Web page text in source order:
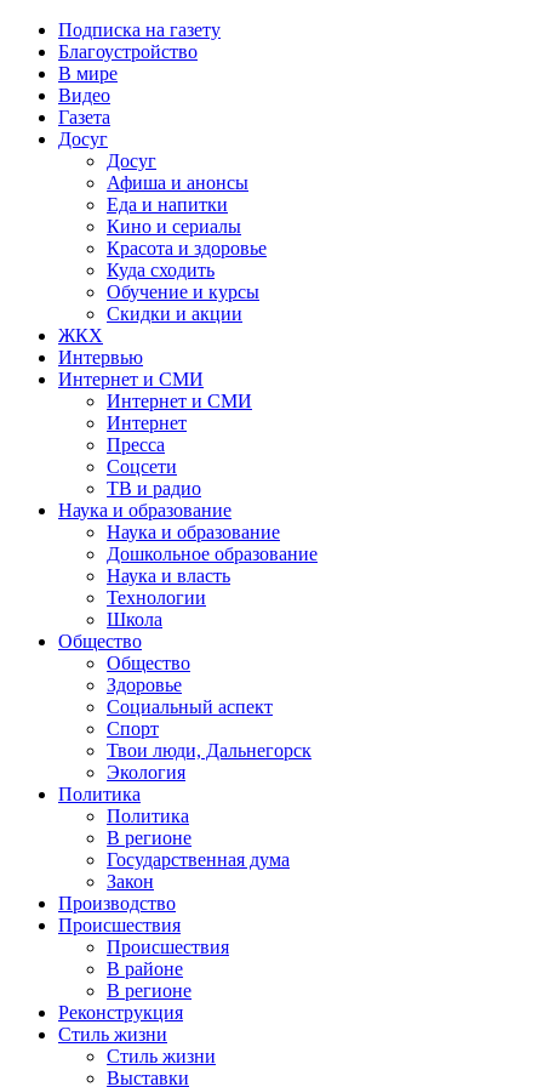
Подписка на газету
Благоустройство
В мире
Видео
Газета
Досуг
Досуг
Афиша и анонсы
Еда и напитки
Кино и сериалы
Красота и здоровье
Куда сходить
Обучение и курсы
Скидки и акции
ЖКХ
Интервью
Интернет и СМИ
Интернет и СМИ
Интернет
Пресса
Соцсети
ТВ и радио
Наука и образование
Наука и образование
Дошкольное образование
Наука и власть
Технологии
Школа
Общество
Общество
Здоровье
Социальный аспект
Спорт
Твои люди, Дальнегорск
Экология
Политика
Политика
В регионе
Государственная дума
Закон
Производство
Происшествия
Происшествия
В районе
В регионе
Реконструкция
Стиль жизни
Стиль жизни
Выставки